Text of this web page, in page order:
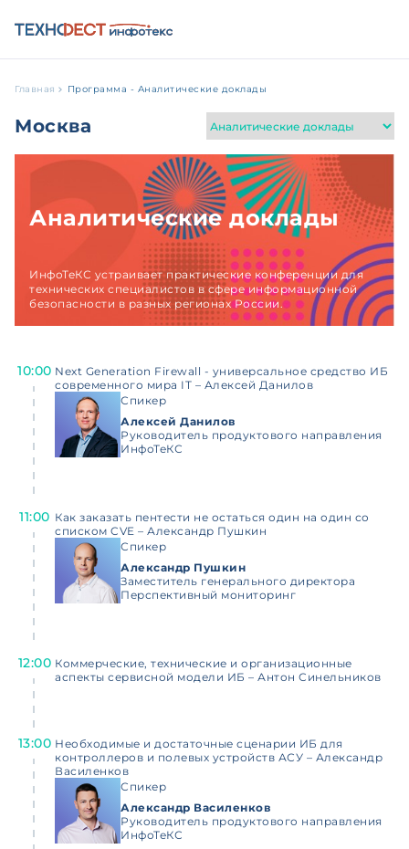
Главная Программа - Аналитические доклады
Москва
Аналитические доклады
ИнфоТеКС устраивает практические конференции для
технических специалистов в сфере информационной
безопасности в разных регионах России.
10:00 Next Generation Firewall - универсальное средство ИБ
современного мира IT – Алексей Данилов
Спикер
Алексей Данилов
Руководитель продуктового направления
ИнфоТеКС
11:00 Как заказать пентести не остаться один на один со
списком CVE – Александр Пушкин
Спикер
Александр Пушкин
Заместитель генерального директора
Перспективный мониторинг
12:00 Коммерческие, технические и организационные
аспекты сервисной модели ИБ – Антон Синельников
13:00 Необходимые и достаточные сценарии ИБ для
контроллеров и полевых устройств АСУ – Александр
Василенков
Спикер
Александр Василенков
Руководитель продуктового направления
ИнфоТеКС